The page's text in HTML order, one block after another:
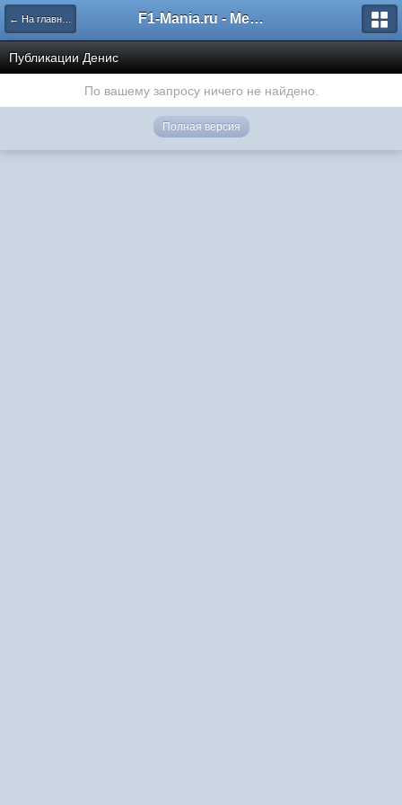
← На главную F1-Mania.ru - Международный чемпионат по симрейсингу
Публикации Денис
По вашему запросу ничего не найдено.
Полная версия